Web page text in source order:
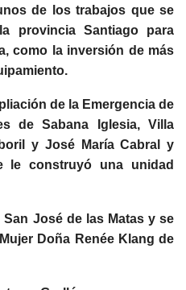
de los trabajos que se
provincia Santiago para
como la inversión de más
de la Emergencia de
de Sabana Iglesia, Villa
y José María Cabral y
le construyó una unidad
José de las Matas y se
Doña Renée Klang de